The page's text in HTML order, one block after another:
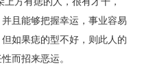
且能够把握幸运，事业容易
如果痣的型不好，则此人的
而招来恶运。